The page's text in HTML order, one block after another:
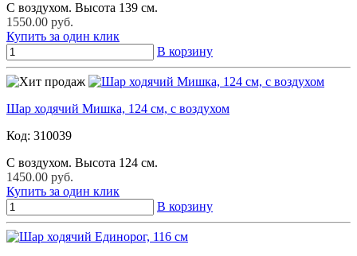
С воздухом. Высота 139 см.
1550.00 руб.
Купить за один клик
В корзину
Шар ходячий Мишка, 124 см, с воздухом
Код: 310039
С воздухом. Высота 124 см.
1450.00 руб.
Купить за один клик
В корзину